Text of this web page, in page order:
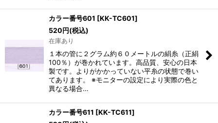
カラー番号601 [KK-TC601]
520円(税込)
在庫あり
１本の管に２グラム約６０メートルの絹糸（正絹
100％）が巻かれています。高品質、安心の日本
製です。よりがかかっていない平糸の状態で巻い
てあります。 ※モニターの設定により実際の色と
異なる場合…
カラー番号611 [KK-TC611]